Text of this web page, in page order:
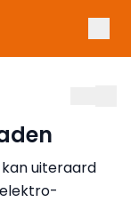
uiteraard